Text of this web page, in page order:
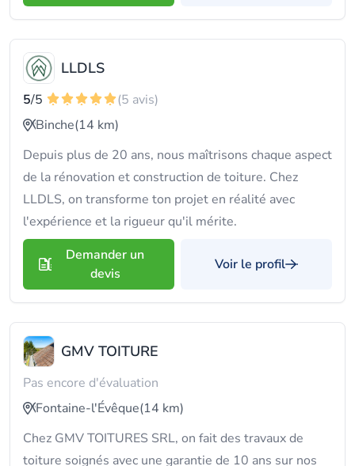
LLDLS
5/5
(5 avis)
Binche(14 km)
Depuis plus de 20 ans, nous maîtrisons chaque aspect
de la rénovation et construction de toiture. Chez
LLDLS, on transforme ton projet en réalité avec
l'expérience et la rigueur qu'il mérite.
Demander un
devis
Voir le profil
GMV TOITURE
Pas encore d'évaluation
Fontaine-l'Évêque(14 km)
Chez GMV TOITURES SRL, on fait des travaux de
toiture soignés avec une garantie de 10 ans sur nos